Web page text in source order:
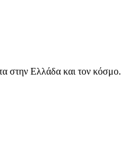
στην Ελλάδα και τον κόσμο.